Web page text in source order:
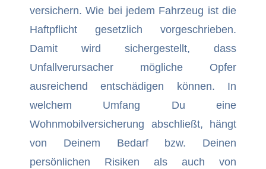
versichern. Wie bei jedem Fahrzeug ist die
Haftpflicht gesetzlich vorgeschrieben.
Damit wird sichergestellt, dass
Unfallverursacher mögliche Opfer
ausreichend entschädigen können. In
welchem Umfang Du eine
Wohnmobilversicherung abschließt, hängt
von Deinem Bedarf bzw. Deinen
persönlichen Risiken als auch von